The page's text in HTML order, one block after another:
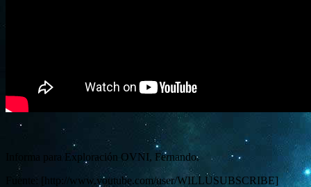
Informa para Exploración OVNI, Fernando.
Fuente: [http://www.youtube.com/user/WILLUSUBSCRIBE]